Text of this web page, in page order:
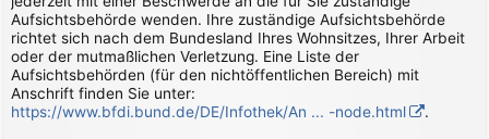
Aufsichtsbehörde wenden. Ihre zuständige Aufsichtsbehörde
richtet sich nach dem Bundesland Ihres Wohnsitzes, Ihrer Arbeit
oder der mutmaßlichen Verletzung. Eine Liste der
Aufsichtsbehörden (für den nichtöffentlichen Bereich) mit
Anschrift finden Sie unter:
https://www.bfdi.bund.de/DE/Infothek/An ... -node.html
.